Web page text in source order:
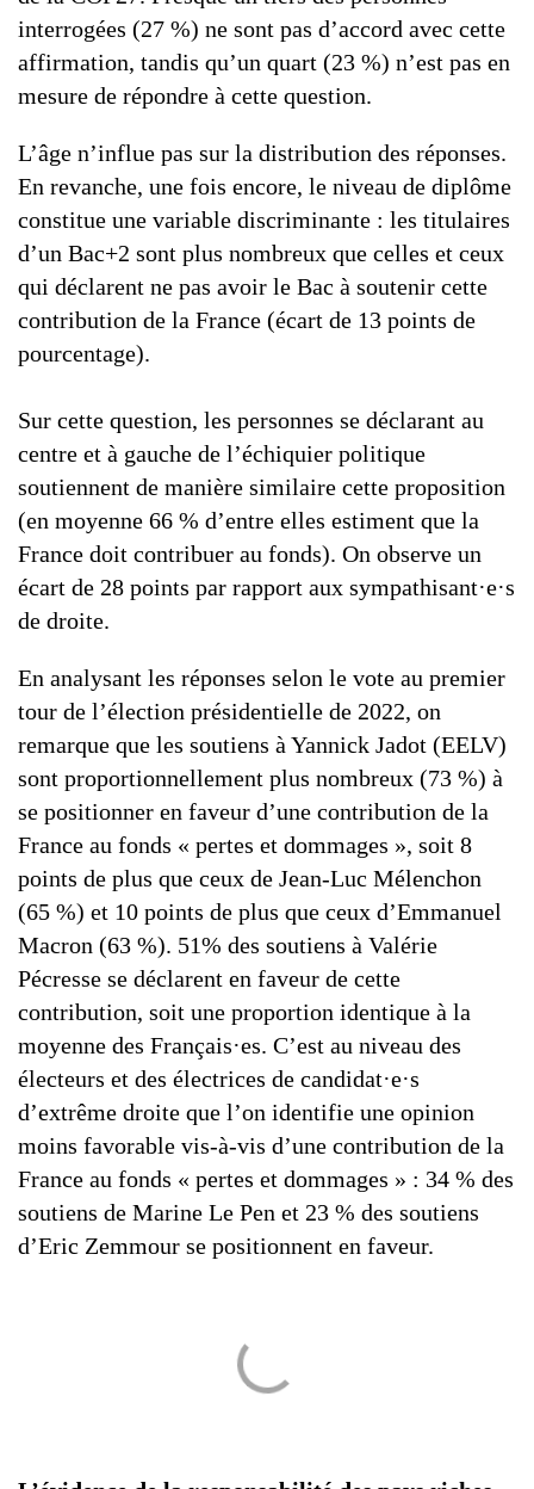
interrogées (27 %) ne sont pas d’accord avec cette
affirmation, tandis qu’un quart (23 %) n’est pas en
mesure de répondre à cette question.
L’âge n’influe pas sur la distribution des réponses.
En revanche, une fois encore, le niveau de diplôme
constitue une variable discriminante : les titulaires
d’un Bac+2 sont plus nombreux que celles et ceux
qui déclarent ne pas avoir le Bac à soutenir cette
contribution de la France (écart de 13 points de
pourcentage).
Sur cette question, les personnes se déclarant au
centre et à gauche de l’échiquier politique
soutiennent de manière similaire cette proposition
(en moyenne 66 % d’entre elles estiment que la
France doit contribuer au fonds). On observe un
écart de 28 points par rapport aux sympathisant·e·s
de droite.
En analysant les réponses selon le vote au premier
tour de l’élection présidentielle de 2022, on
remarque que les soutiens à Yannick Jadot (EELV)
sont proportionnellement plus nombreux (73 %) à
se positionner en faveur d’une contribution de la
France au fonds « pertes et dommages », soit 8
points de plus que ceux de Jean-Luc Mélenchon
(65 %) et 10 points de plus que ceux d’Emmanuel
Macron (63 %). 51% des soutiens à Valérie
Pécresse se déclarent en faveur de cette
contribution, soit une proportion identique à la
moyenne des Français·es. C’est au niveau des
électeurs et des électrices de candidat·e·s
d’extrême droite que l’on identifie une opinion
moins favorable vis-à-vis d’une contribution de la
France au fonds « pertes et dommages » : 34 % des
soutiens de Marine Le Pen et 23 % des soutiens
d’Eric Zemmour se positionnent en faveur.